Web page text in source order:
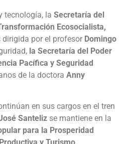
tecnología, la Secretaría del
Ecosocialista,
dirigida por el profesor Domingo
la Secretaría del Poder
Pacífica y Seguridad
de la doctora Anny
en sus cargos en el tren
Santeliz se mantiene en la
para la Prosperidad